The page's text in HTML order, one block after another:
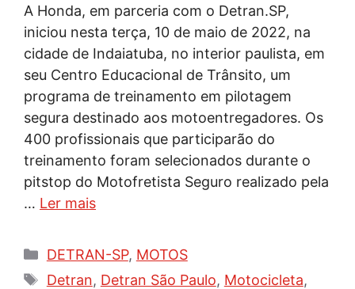
A Honda, em parceria com o Detran.SP,
iniciou nesta terça, 10 de maio de 2022, na
cidade de Indaiatuba, no interior paulista, em
seu Centro Educacional de Trânsito, um
programa de treinamento em pilotagem
segura destinado aos motoentregadores. Os
400 profissionais que participarão do
treinamento foram selecionados durante o
pitstop do Motofretista Seguro realizado pela
… Ler mais
Categorias
DETRAN-SP, MOTOS
Tags
Detran, Detran São Paulo, Motocicleta,